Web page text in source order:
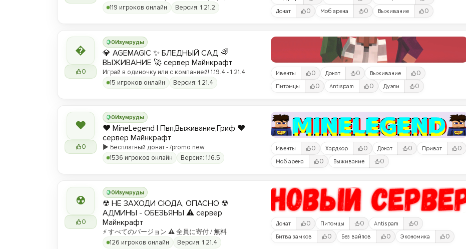
вы любите! ❤️
119 игроков онлайн Версия: 1.21.2 Донат 0 Моб арена 0 Выживание 0

0
0Изумруды
💎 AGEMAGIC ✨ БЛЕДНЫЙ САД 🌈
ВЫЖИВАНИЕ 🚀 сервер Майнкрафт
Играй в одиночку или с компанией! 1.19.4 - 1.21.4
15 игроков онлайн
Версия: 1.21.4
Ивенты 0 Донат 0 Выживание 0
Питомцы 0 Antispam 0 Дуэли 0
❤
0
0Изумруды
❤️ MineLegend | Пвп,Выживание,Гриф ❤️
сервер Майнкрафт
▶️ Бесплатный донат - /promo new
1536 игроков онлайн
Версия: 1.16.5
Ивенты 0 Хардкор 0 Донат 0 Приват 0
Моб арена 0 Выживание 0
☢
0
0Изумруды
☢ НЕ ЗАХОДИ СЮДА, ОПАСНО ☢
АДМИНЫ - ОБЕЗЬЯНЫ ⚠ сервер
Майнкрафт
⚡ すべてのバージョン ⚠ 全員に寄付 / 無料
126 игроков онлайн
Версия: 1.21.4
Донат 0 Питомцы 0 Antispam 0
Битва замков 0 Без вайпов 0 Экономика 0